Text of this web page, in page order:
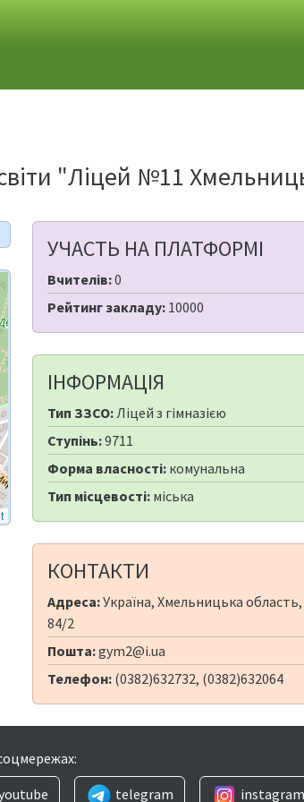
"Ліцей №11
УЧАСТЬ НА ПЛАТФОРМІ
Вчителів:0
Рейтинг закладу: 10000
ІНФОРМАЦІЯ
Тип ЗЗСО:Ліцей з гімназією
Ступінь:9711
Форма власності: комунальна
Тип місцевості: міська
КОНТАКТИ
Адреса:Україна, Хмельницька
84/2
Пошта:gym2@i.ua
Телефон: (0382)632732, (0382)632064
telegram instagram